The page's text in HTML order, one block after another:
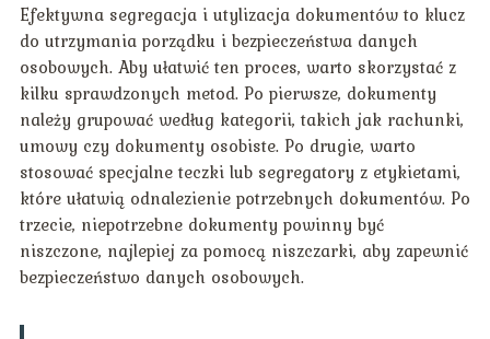
Efektywna segregacja i utylizacja dokumentów to klucz
do utrzymania porządku i bezpieczeństwa danych
osobowych. Aby ułatwić ten proces, warto skorzystać z
kilku sprawdzonych metod. Po pierwsze, dokumenty
należy grupować według kategorii, takich jak rachunki,
umowy czy dokumenty osobiste. Po drugie, warto
stosować specjalne teczki lub segregatory z etykietami,
które ułatwią odnalezienie potrzebnych dokumentów. Po
trzecie, niepotrzebne dokumenty powinny być
niszczone, najlepiej za pomocą niszczarki, aby zapewnić
bezpieczeństwo danych osobowych.